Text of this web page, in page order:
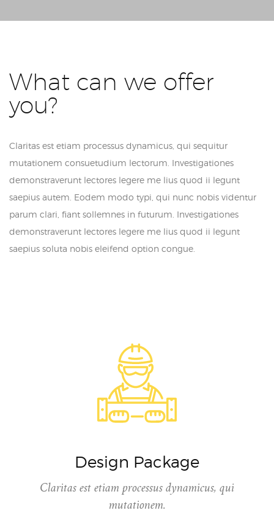
What can we offer
you?
Claritas est etiam processus dynamicus, qui sequitur
mutationem consuetudium lectorum. Investigationes
demonstraverunt lectores legere me lius quod ii legunt
saepius autem. Eodem modo typi, qui nunc nobis videntur
parum clari, fiant sollemnes in futurum. Investigationes
demonstraverunt lectores legere me lius quod ii legunt
saepius soluta nobis eleifend option congue.
Design Package
Claritas est etiam processus dynamicus, qui
mutationem.